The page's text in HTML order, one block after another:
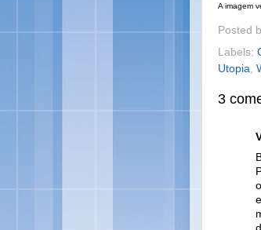
A imagem
Posted
Labels:
Utopia
3